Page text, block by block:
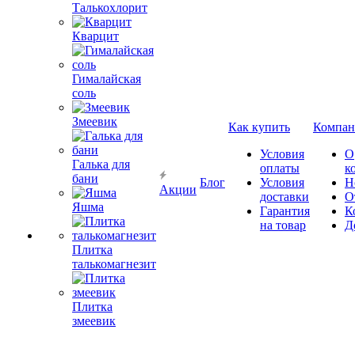
Талькохлорит
Кварцит
Гималайская
соль
Змеевик
Галька для
бани
Яшма
Плитка
талькомагнезит
Плитка
змеевик
Акции
Блог
Как купить
Условия
оплаты
Условия
доставки
Гарантия
на товар
О